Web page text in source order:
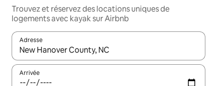
Trouvez et réservez des locations uniques de
logements avec kayak sur Airbnb
Adresse
Lorsque les résultats s'affichent, utilisez les flèches vers le
Arrivée